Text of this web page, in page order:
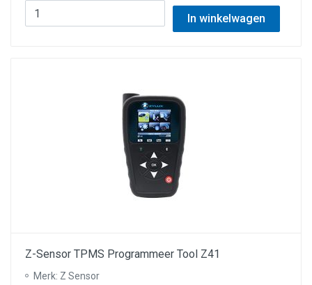
In winkelwagen
Z-Sensor TPMS Programmeer Tool Z41
Merk: Z Sensor